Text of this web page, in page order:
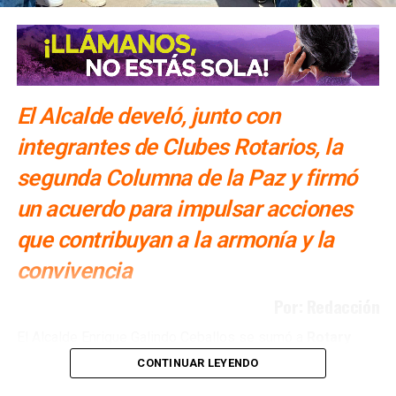
ARTÍCULOS RELACIONADOS:
ALFONSO RAMÍREZ CUÉLLAR
SIGUIENTE
Nava y sus funcionarios fueron denunciados en la
Fiscalía Anticorrupción
NO TE PIERDAS
AMLO apoyaría eliminación de Conapred; “no genera
beneficios”, dijo
El Alcalde develó, junto con
integrantes de Clubes Rotarios, la
segunda Columna de la Paz y firmó
un acuerdo para impulsar acciones
que contribuyan a la armonía y la
convivencia
International y a los Clubes Rotarios de San Luis
Potosí en la promoción de la paz, al develar la
CONTINUAR LEYENDO